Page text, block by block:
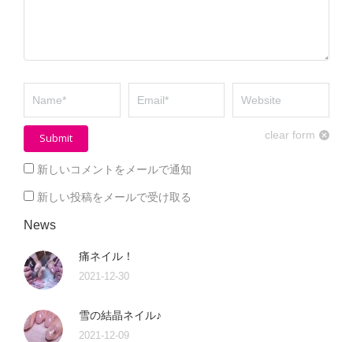
clear form
Submit
新しいコメントをメールで通知
新しい投稿をメールで受け取る
News
痛ネイル！
2021-12-30
雪の結晶ネイル♪
2021-12-09